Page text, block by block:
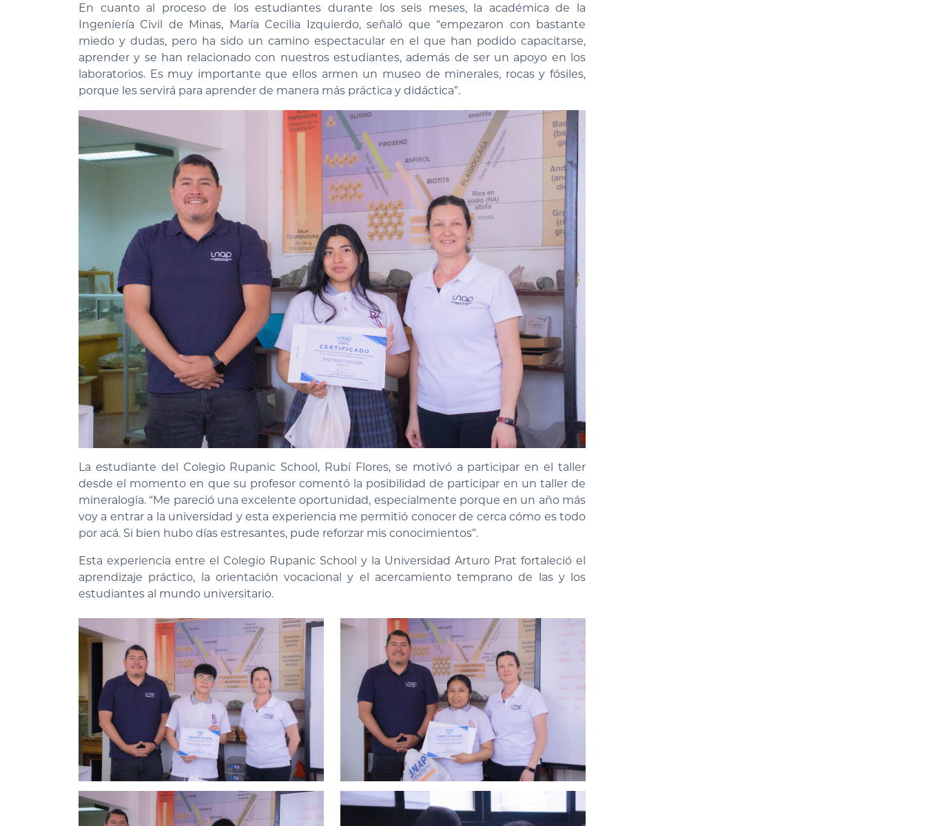
En cuanto al proceso de los estudiantes durante los seis meses, la académica de la
Ingeniería Civil de Minas, María Cecilia Izquierdo, señaló que “empezaron con bastante
miedo y dudas, pero ha sido un camino espectacular en el que han podido capacitarse,
aprender y se han relacionado con nuestros estudiantes, además de ser un apoyo en los
laboratorios. Es muy importante que ellos armen un museo de minerales, rocas y fósiles,
porque les servirá para aprender de manera más práctica y didáctica”.
La estudiante del Colegio Rupanic School, Rubí Flores, se motivó a participar en el taller
desde el momento en que su profesor comentó la posibilidad de participar en un taller de
mineralogía. “Me pareció una excelente oportunidad, especialmente porque en un año más
voy a entrar a la universidad y esta experiencia me permitió conocer de cerca cómo es todo
por acá. Si bien hubo días estresantes, pude reforzar mis conocimientos”.
Esta experiencia entre el Colegio Rupanic School y la Universidad Arturo Prat fortaleció el
aprendizaje práctico, la orientación vocacional y el acercamiento temprano de las y los
estudiantes al mundo universitario.